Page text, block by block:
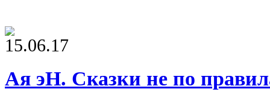
15.06.17
Ая эН. Сказки не по